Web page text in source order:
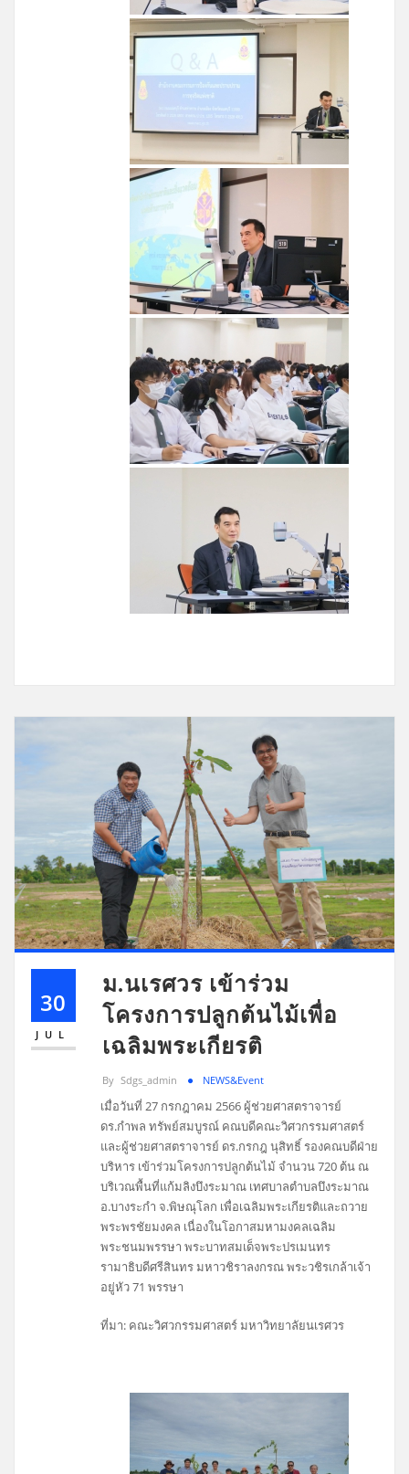
30
JUL
ม.นเรศวร เข้าร่วม
โครงการปลูกต้นไม้เพื่อ
เฉลิมพระเกียรติ
By Sdgs_admin NEWS&Event
เมื่อวันที่ 27 กรกฎาคม 2566 ผู้ช่วยศาสตราจารย์
ดร.กำพล ทรัพย์สมบูรณ์ คณบดีคณะวิศวกรรมศาสตร์
และผู้ช่วยศาสตราจารย์ ดร.กรกฎ นุสิทธิ์ รองคณบดีฝ่าย
บริหาร เข้าร่วมโครงการปลูกต้นไม้ จำนวน 720 ต้น ณ
บริเวณพื้นที่แก้มลิงบึงระมาณ เทศบาลตำบลบึงระมาณ
อ.บางระกำ จ.พิษณุโลก เพื่อเฉลิมพระเกียรติและถวาย
พระพรชัยมงคล เนื่องในโอกาสมหามงคลเฉลิม
พระชนมพรรษา พระบาทสมเด็จพระปรเมนทร
รามาธิบดีศรีสินทร มหาวชิราลงกรณ พระวชิรเกล้าเจ้า
อยู่หัว 71 พรรษา
ที่มา: คณะวิศวกรรมศาสตร์ มหาวิทยาลัยนเรศวร